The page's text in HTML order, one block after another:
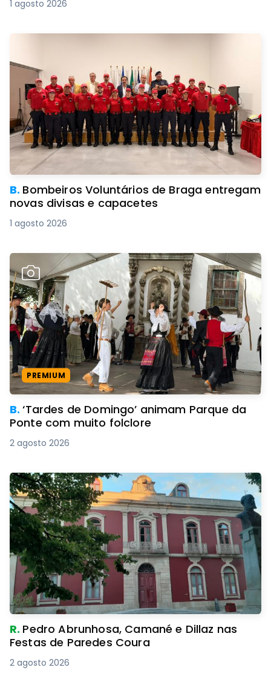
1 agosto 2026
B. Bombeiros Voluntários de Braga entregam
novas divisas e capacetes
1 agosto 2026
PREMIUM
B.‘Tardes de Domingo’ animam Parque da
Ponte com muito folclore
2 agosto 2026
R. Pedro Abrunhosa, Camané e Dillaz nas
Festas de Paredes Coura
2 agosto 2026